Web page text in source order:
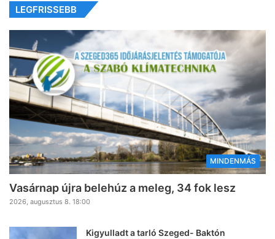
LEGFRISSEBB
MINDENMÁS
Vasárnap újra belehúz a meleg, 34 fok lesz
2026, augusztus 8. 18:00
Kigyulladt a tarló Szeged- Baktón